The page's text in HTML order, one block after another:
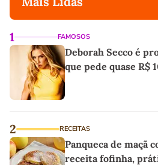
1 FAMOSOS
Deborah Secco é
que pede quase R$
2 RECEITAS
Panqueca de maçã
receita fofinha,